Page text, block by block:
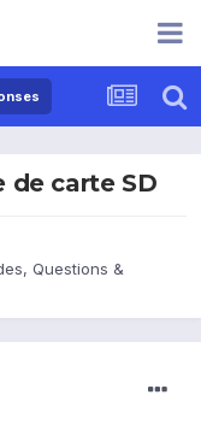
de carte SD
Questions &